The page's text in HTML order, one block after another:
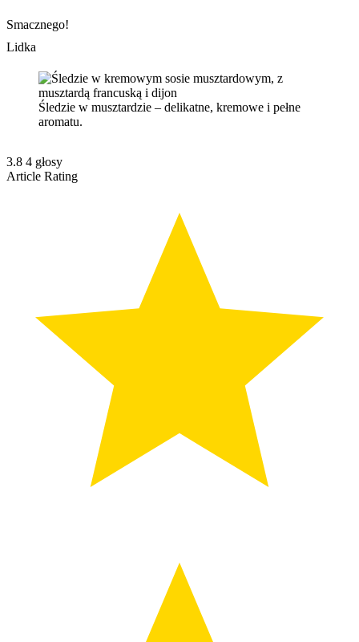
Smacznego!
Lidka
Śledzie w musztardzie – delikatne, kremowe i pełne
aromatu.
3.8 4 głosy
Article Rating